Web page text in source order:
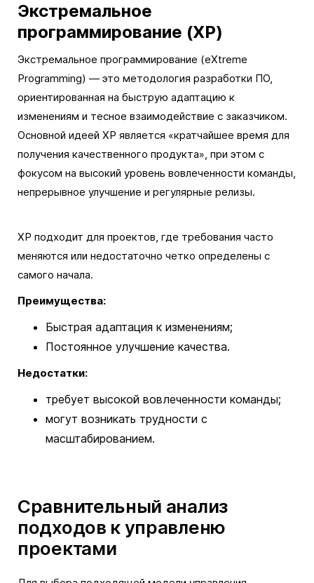
Экстремальное
программирование (XP)
Экстремальное программирование (eXtreme
Programming) — это методология разработки ПО,
ориентированная на быструю адаптацию к
изменениям и тесное взаимодействие с заказчиком.
Основной идеей XP является «кратчайшее время для
получения качественного продукта», при этом с
фокусом на высокий уровень вовлеченности команды,
непрерывное улучшение и регулярные релизы.
XP подходит для проектов, где требования часто
меняются или недостаточно четко определены с
самого начала.
Преимущества:
Быстрая адаптация к изменениям;
Постоянное улучшение качества.
Недостатки:
требует высокой вовлеченности команды;
могут возникать трудности с
масштабированием.
Сравнительный анализ
подходов к управленю
проектами